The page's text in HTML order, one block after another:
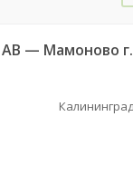
АВ — Мамоново г.